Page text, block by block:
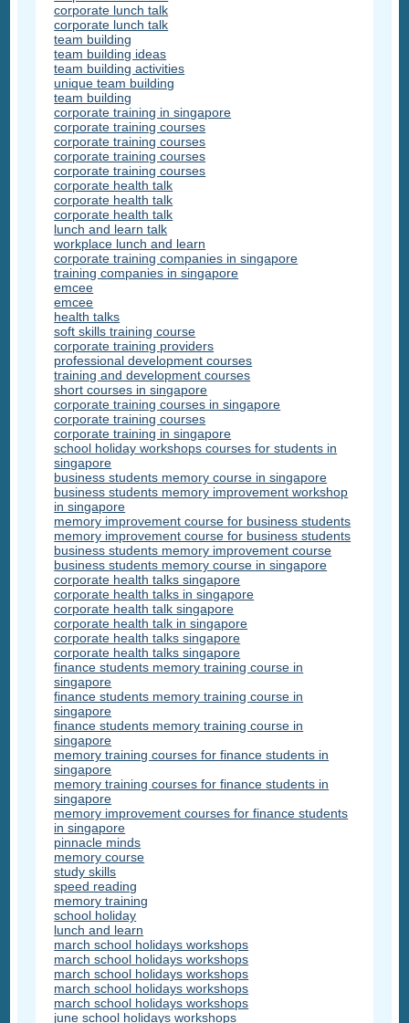
corporate lunch talk
corporate lunch talk
team building
team building ideas
team building activities
unique team building
team building
corporate training in singapore
corporate training courses
corporate training courses
corporate training courses
corporate training courses
corporate health talk
corporate health talk
corporate health talk
lunch and learn talk
workplace lunch and learn
corporate training companies in singapore
training companies in singapore
emcee
emcee
health talks
soft skills training course
corporate training providers
professional development courses
training and development courses
short courses in singapore
corporate training courses in singapore
corporate training courses
corporate training in singapore
school holiday workshops courses for students in
singapore
business students memory course in singapore
business students memory improvement workshop
in singapore
memory improvement course for business students
memory improvement course for business students
business students memory improvement course
business students memory course in singapore
corporate health talks singapore
corporate health talks in singapore
corporate health talk singapore
corporate health talk in singapore
corporate health talks singapore
corporate health talks singapore
finance students memory training course in
singapore
finance students memory training course in
singapore
finance students memory training course in
singapore
memory training courses for finance students in
singapore
memory training courses for finance students in
singapore
memory improvement courses for finance students
in singapore
pinnacle minds
memory course
study skills
speed reading
memory training
school holiday
lunch and learn
march school holidays workshops
march school holidays workshops
march school holidays workshops
march school holidays workshops
march school holidays workshops
june school holidays workshops